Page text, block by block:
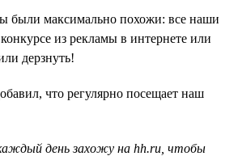
были максимально похожи: все наши
из рекламы в интернете или
дерзнуть!
что регулярно посещает наш
день захожу на hh.ru, чтобы